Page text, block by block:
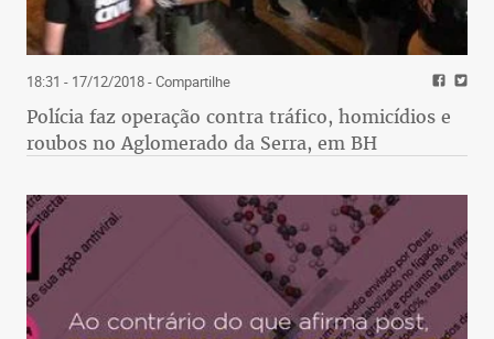
18:31 - 17/12/2018- Compartilhe
Polícia faz operação contra tráfico, homicídios e
roubos no Aglomerado da Serra, em BH